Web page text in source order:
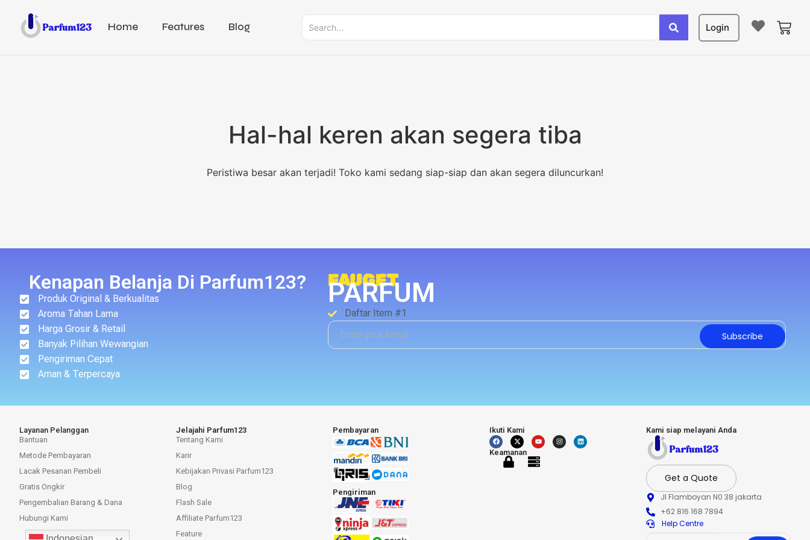
Home Features Blog Login
Hal-hal keren akan segera tiba
Peristiwa besar akan terjadi! Toko kami sedang siap-siap dan akan segera diluncurkan!
Kenapan Belanja Di Parfum123?
Produk Original & Berkualitas
Aroma Tahan Lama
Harga Grosir & Retail
Banyak Pilihan Wewangian
Pengiriman Cepat
Aman & Terpercaya
FAUGET
PARFUM
Daftar Item #1
Subscribe
Layanan Pelanggan
Bantuan
Metode Pembayaran
Lacak Pesanan Pembeli
Gratis Ongkir
Pengembalian Barang & Dana
Hubungi Kami
Jelajahi Parfum123
Tentang Kami
Karir
Kebijakan Privasi Parfum123
Blog
Flash Sale
Affiliate Parfum123
Feature
Pembayaran
Pengiriman
Ikuti Kami
Keamanan
Kami siap melayani Anda
Get a Quote
Jl Flamboyan N0 38 jakarta
+62 816 168 7894
Help Centre